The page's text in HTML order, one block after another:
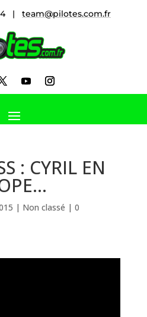
| team@pilotes.com.fr
: CYRIL EN
| Non classé | 0